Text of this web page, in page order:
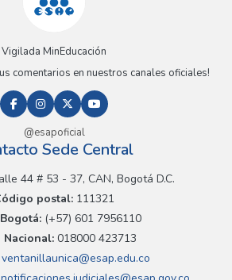
Vigilada MinEducación
comentarios en nuestros canales oficiales!
@esapoficial
Sede Central
44 # 53 - 37, CAN, Bogotá D.C.
postal: 111321
(+57) 601 7956110
Nacional: 018000 423713
ventanillaunica@esap.edu.co